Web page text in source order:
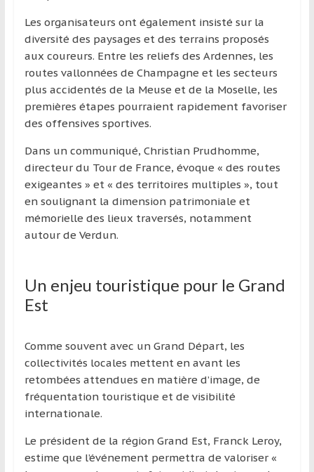
Les organisateurs ont également insisté sur la
diversité des paysages et des terrains proposés
aux coureurs. Entre les reliefs des Ardennes, les
routes vallonnées de Champagne et les secteurs
plus accidentés de la Meuse et de la Moselle, les
premières étapes pourraient rapidement favoriser
des offensives sportives.
Dans un communiqué, Christian Prudhomme,
directeur du Tour de France, évoque « des routes
exigeantes » et « des territoires multiples », tout
en soulignant la dimension patrimoniale et
mémorielle des lieux traversés, notamment
autour de Verdun.
Un enjeu touristique pour le Grand
Est
Comme souvent avec un Grand Départ, les
collectivités locales mettent en avant les
retombées attendues en matière d’image, de
fréquentation touristique et de visibilité
internationale.
Le président de la région Grand Est, Franck Leroy,
estime que l’événement permettra de valoriser «